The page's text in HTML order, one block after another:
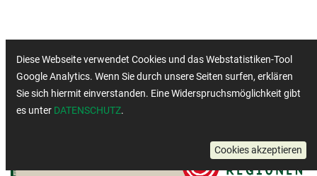
Diese Webseite verwendet Cookies und das Webstatistiken-Tool
Google Analytics. Wenn Sie durch unsere Seiten surfen, erklären
Sie sich hiermit einverstanden. Eine Widerspruchsmöglichkeit gibt
es unter DATENSCHUTZ.
Cookies akzeptieren